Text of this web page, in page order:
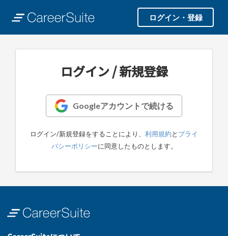
ログイン・登録
ログイン / 新規登録
Googleアカウントで続ける
ログイン/新規登録をすることにより、 利用規約と プライ
バシーポリシーに同意したものとします。